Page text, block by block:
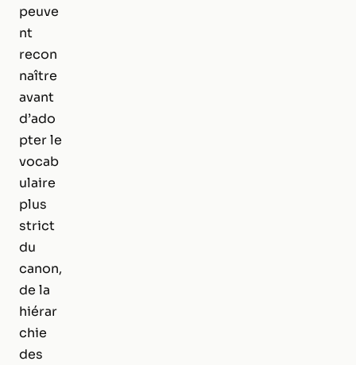
peuve
nt
recon
naître
avant
d’ado
pter le
vocab
ulaire
plus
strict
du
canon,
de la
hiérar
chie
des